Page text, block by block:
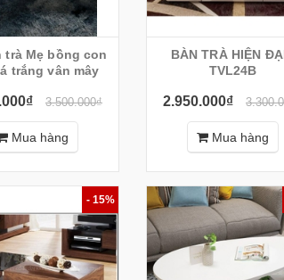
con
trắng vân mây
3.500.000₫
Mua hàng
BÀN TRÀ HIỆN
TVL24B
2.950.000₫
Mua hàng
- 15%